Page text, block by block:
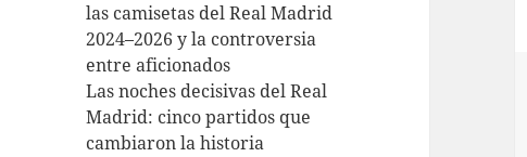
las camisetas del Real Madrid
2024–2026 y la controversia
entre aficionados
Las noches decisivas del Real
Madrid: cinco partidos que
cambiaron la historia